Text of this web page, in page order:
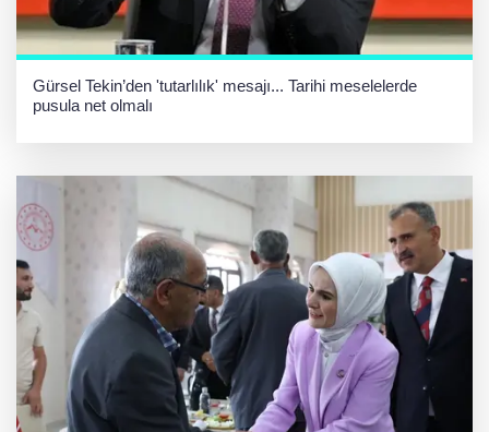
Gürsel Tekin’den 'tutarlılık' mesajı... Tarihi meselelerde
pusula net olmalı